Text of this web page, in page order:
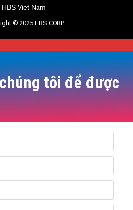
HBS Viet Nam
© 2025 HBS CORP
tôi để được